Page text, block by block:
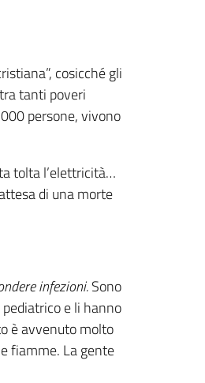
cosicché gli
tanti poveri
persone, vivono
tolta l’elettricità…
di una morte
infezioni.Sono
e li hanno
è avvenuto molto
fiamme. La gente